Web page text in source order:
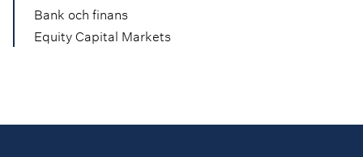
Bank och finans
Equity Capital Markets